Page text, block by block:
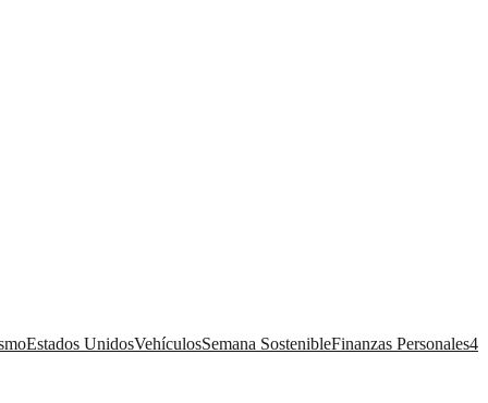
Estados UnidosVehículosSemana SostenibleFinanzas Personales4